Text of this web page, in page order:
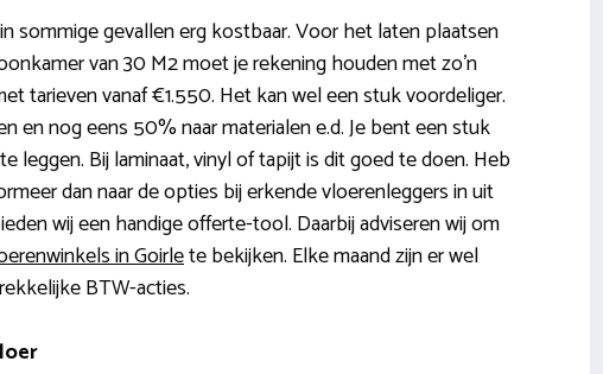
sommige gevallen erg kostbaar. Voor het laten plaatsen
van 30 M2 moet je rekening houden met zo’n
tarieven vanaf €1.550. Het kan wel een stuk voordeliger.
en nog eens 50% naar materialen e.d. Je bent een stuk
leggen. Bij laminaat, vinyl of tapijt is dit goed te doen. Heb
dan naar de opties bij erkende vloerenleggers in uit
wij een handige offerte-tool. Daarbij adviseren wij om
in Goirlete bekijken. Elke maand zijn er wel
BTW-acties.